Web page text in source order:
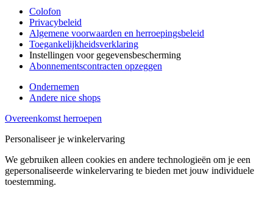
Colofon
Privacybeleid
Algemene voorwaarden en herroepingsbeleid
Toegankelijkheidsverklaring
Instellingen voor gegevensbescherming
Abonnementscontracten opzeggen
Ondernemen
Andere nice shops
Overeenkomst herroepen
Personaliseer je winkelervaring
We gebruiken alleen cookies en andere technologieën om je een
gepersonaliseerde winkelervaring te bieden met jouw individuele
toestemming.